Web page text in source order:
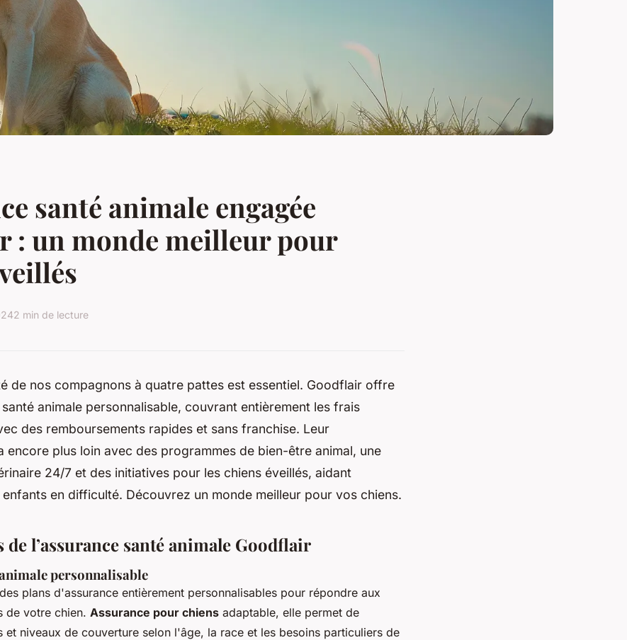
santé animale engagée
: un monde meilleur pour
2 min de lecture
de nos compagnons à quatre pattes est essentiel. Goodflair offre
animale personnalisable, couvrant entièrement les frais
des remboursements rapides et sans franchise. Leur
encore plus loin avec des programmes de bien-être animal, une
24/7 et des initiatives pour les chiens éveillés, aidant
enfants en difficulté. Découvrez un monde meilleur pour vos chiens.
de l’assurance santé animale Goodflair
personnalisable
plans d'assurance entièrement personnalisables pour répondre aux
de votre chien. Assurance pour chiens adaptable, elle permet de
et niveaux de couverture selon l'âge, la race et les besoins particuliers de